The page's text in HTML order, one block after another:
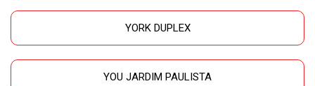
YORK DUPLEX
YOU JARDIM PAULISTA